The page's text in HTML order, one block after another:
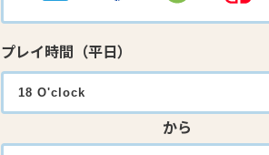
プレイ時間（平日）
から